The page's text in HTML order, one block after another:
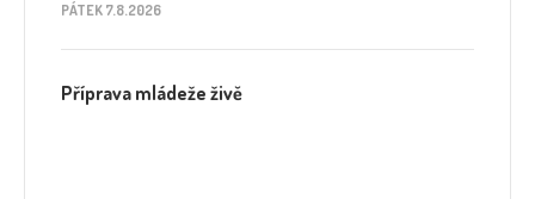
PÁTEK 7.8.2026
Příprava mládeže živě